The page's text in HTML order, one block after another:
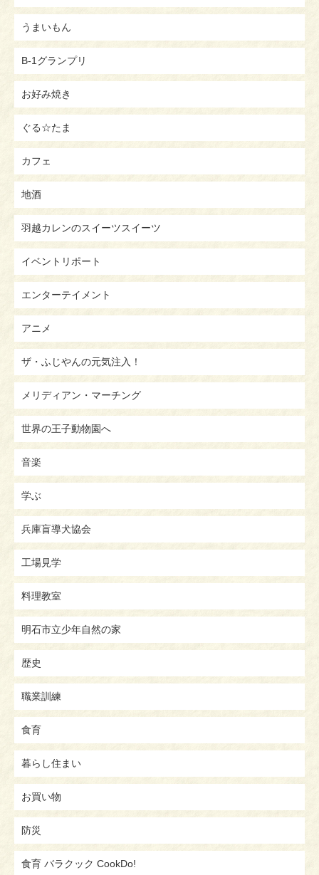
うまいもん
B-1グランプリ
お好み焼き
ぐる☆たま
カフェ
地酒
羽越カレンのスイーツスイーツ
イベントリポート
エンターテイメント
アニメ
ザ・ふじやんの元気注入！
メリディアン・マーチング
世界の王子動物園へ
音楽
学ぶ
兵庫盲導犬協会
工場見学
料理教室
明石市立少年自然の家
歴史
職業訓練
食育
暮らし住まい
お買い物
防災
食育 バラクック CookDo!